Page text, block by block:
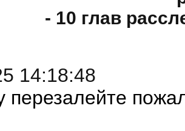
- 10 глав
14:18:48